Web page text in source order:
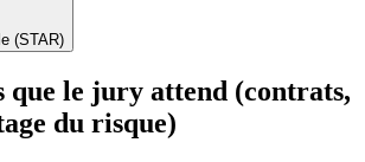
(STAR)
que le jury attend (contrats,
du risque)